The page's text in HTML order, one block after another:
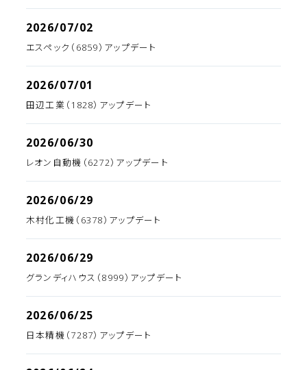
2026/07/02
エスペック（6859）アップデート
2026/07/01
田辺工業（1828）アップデート
2026/06/30
レオン自動機（6272）アップデート
2026/06/29
木村化工機（6378）アップデート
2026/06/29
グランディハウス（8999）アップデート
2026/06/25
日本精機（7287）アップデート